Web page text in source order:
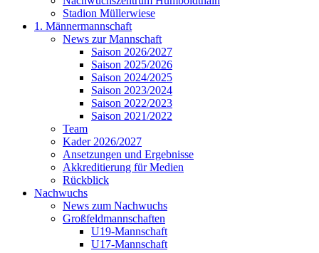
Stadion Müllerwiese
1. Männermannschaft
News zur Mannschaft
Saison 2026/2027
Saison 2025/2026
Saison 2024/2025
Saison 2023/2024
Saison 2022/2023
Saison 2021/2022
Team
Kader 2026/2027
Ansetzungen und Ergebnisse
Akkreditierung für Medien
Rückblick
Nachwuchs
News zum Nachwuchs
Großfeldmannschaften
U19-Mannschaft
U17-Mannschaft